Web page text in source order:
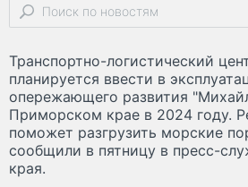
Транспортно-логистический
планируется ввести в
опережающего развития
Приморском крае в 2024 году.
поможет разгрузить морские
сообщили в пятницу в пресс-
края.